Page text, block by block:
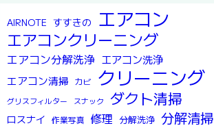
AIRNOTE すすきの エアコン
エアコンクリーニング
エアコン分解洗浄 エアコン洗浄
エアコン清掃 カビ クリーニング
グリスフィルター スナック ダクト清掃
ロスナイ 作業写真 修理 分解洗浄 分解清掃